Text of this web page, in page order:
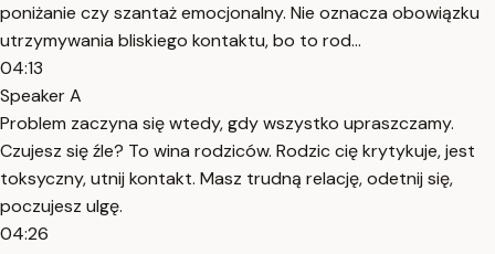
poniżanie czy szantaż emocjonalny. Nie oznacza obowiązku
utrzymywania bliskiego kontaktu, bo to rod...
04:13
Speaker A
Problem zaczyna się wtedy, gdy wszystko upraszczamy.
Czujesz się źle? To wina rodziców. Rodzic cię krytykuje, jest
toksyczny, utnij kontakt. Masz trudną relację, odetnij się,
poczujesz ulgę.
04:26